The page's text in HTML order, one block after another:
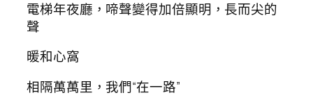
電梯年夜廳，啼聲變得加倍顯明，長而尖的
聲
暖和心窩
相隔萬萬里，我們“在一路”